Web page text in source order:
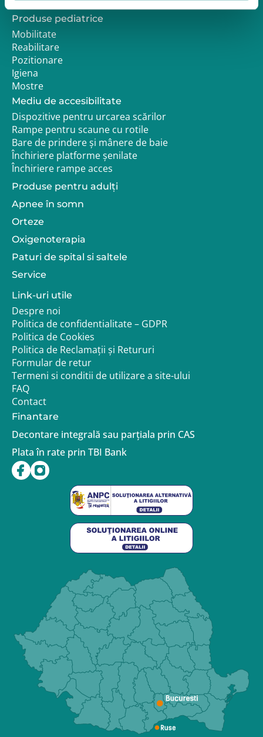
Produse pediatrice
Mobilitate
Reabilitare
Pozitionare
Igiena
Mostre
Mediu de accesibilitate
Dispozitive pentru urcarea scărilor
Rampe pentru scaune cu rotile
Bare de prindere și mânere de baie
Închiriere platforme șenilate
Închiriere rampe acces
Produse pentru adulţi
Apnee în somn
Orteze
Oxigenoterapia
Paturi de spital si saltele
Service
Link-uri utile
Despre noi
Politica de confidentialitate – GDPR
Politica de Cookies
Politica de Reclamații și Retururi
Formular de retur
Termeni si conditii de utilizare a site-ului
FAQ
Contact
Finantare
Decontare integrală sau parțiala prin CAS
Plata în rate prin TBI Bank